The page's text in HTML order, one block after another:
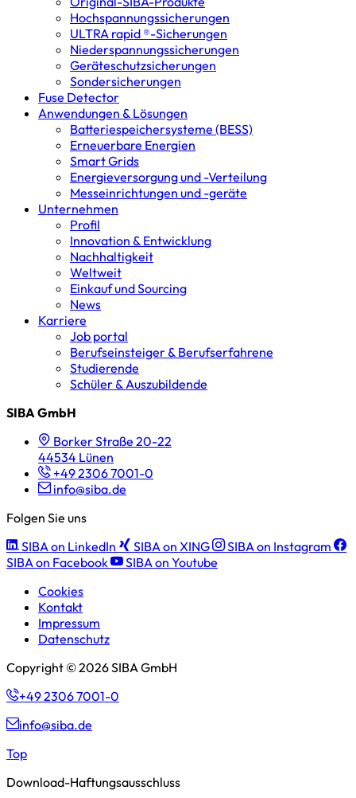
Hochspannungs­sicherungen
ULTRA rapid ®-Sicherungen
Niederspannungs­sicherungen
Geräteschutz­sicherungen
Sondersicherungen
Fuse Detector
Anwendungen & Lösungen
Batterie­speicher­systeme (BESS)
Erneuerbare Energien
Smart Grids
Energieversorgung und -Verteilung
Messeinrichtungen und -geräte
Unternehmen
Profil
Innovation & Entwicklung
Nachhaltigkeit
Weltweit
Einkauf und Sourcing
News
Karriere
Job portal
Berufseinsteiger & Berufserfahrene
Studierende
Schüler & Auszubildende
SIBA GmbH
Borker Straße 20-22
44534 Lünen
+49 2306 7001-0
info@siba.de
Folgen Sie uns
SIBA on LinkedIn
SIBA on XING
SIBA on Instagram
SIBA on Facebook
SIBA on Youtube
Cookies
Kontakt
Impressum
Datenschutz
Copyright © 2026 SIBA GmbH
+49 2306 7001-0
info@siba.de
Top
Download-Haftungsausschluss